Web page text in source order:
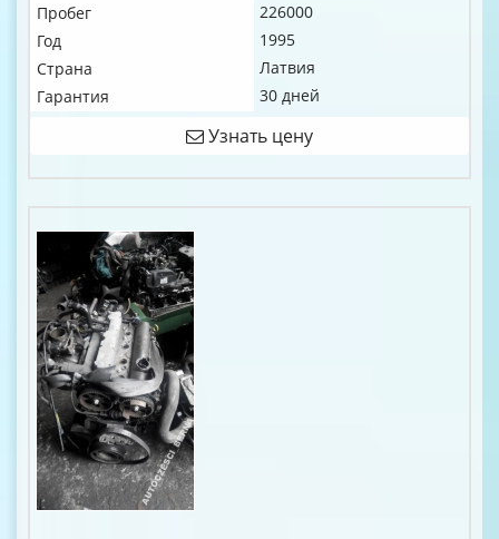
Пробег
226000
Год
1995
Страна
Латвия
Гарантия
30 дней
Узнать цену